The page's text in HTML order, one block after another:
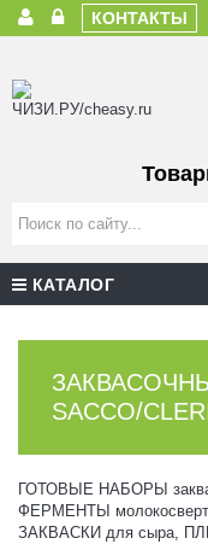
КОНТАКТЫ
КАТАЛОГ
SACCO/
ГОТОВЫЕ НАБОРЫ
ФЕРМЕНТЫ
ЗАКВАСКИ для сыра,